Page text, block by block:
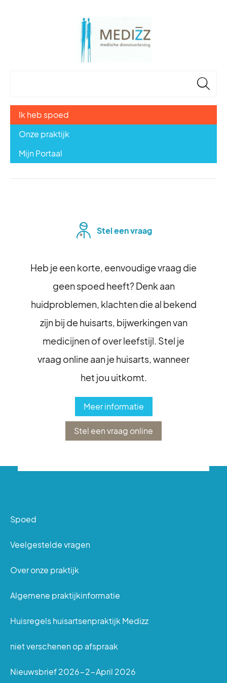
🔎
Onze praktijk
Mijn Portaal
Ik heb spoed
Stel een vraag
Heb je een korte, eenvoudige vraag die
geen spoed heeft? Denk aan
huidproblemen, klachten die al bekend
zijn bij de huisarts, bijwerkingen van
medicijnen of over leefstijl. Stel je
vraag online aan je huisarts, wanneer
het jou uitkomt.
Meer informatie
Stel een vraag online
Spoed
Veelgestelde vragen
Over onze praktijk
Algemene praktijkinformatie
Huisregels huisartsenpraktijk Medizz
niet verschenen op afspraak
Nieuwsbrief 2026-2-April 2026